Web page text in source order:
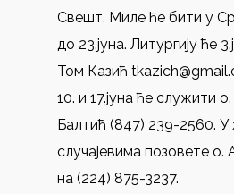
Свешт. Миле ће бити у
до 23.јуна. Литургију ће
Том Казић
10. и 17.јуна ће служити
Балтић (847) 239-2560. У
случајевима позовете
на (224) 875-3237.